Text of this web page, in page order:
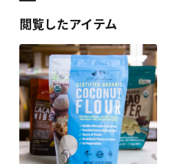
閲覧したアイテム